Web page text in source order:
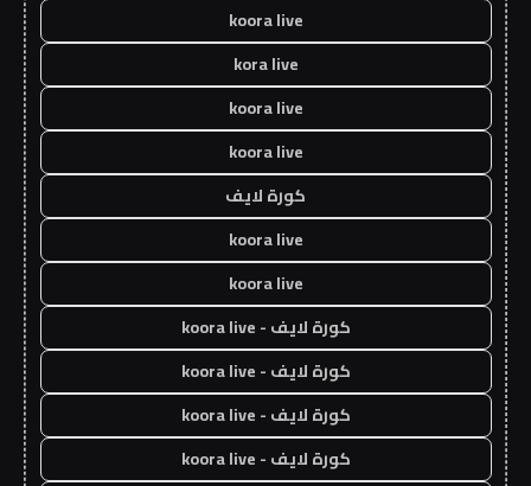
koora live
kora live
koora live
koora live
كورة لايف
koora live
koora live
كورة لايف - koora live
كورة لايف - koora live
كورة لايف - koora live
كورة لايف - koora live